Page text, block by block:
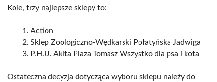
Kole, trzy najlepsze sklepy to:
Action
Sklep Zoologiczno-Wędkarski Połatyńska Jadwiga
P.H.U. Akita Plaza Tomasz Wszystko dla psa i kota
Ostateczna decyzja dotycząca wyboru sklepu należy do